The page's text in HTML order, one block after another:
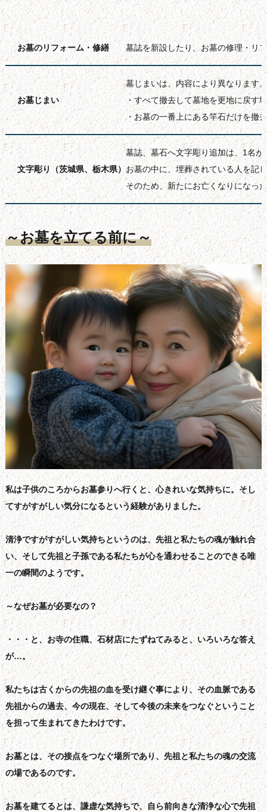
お墓のリフォーム・修繕 墓誌を新設したり、お墓の修理・リ
お墓じまい
墓じまいは、内容により異なります。
・すべて撤去して墓地を更地に戻す
・お墓の一番上にある竿石だけを撤
文字彫り（茨城県、栃木県）
墓誌、墓石へ文字彫り追加は、1名
お墓の中に、埋葬されている人を記
そのため、新たにお亡くなりになっ
～お墓を立てる前に～
私は子供のころからお墓参りへ行くと、心きれいな気持ちに。そし
てすがすがしい気分になるという経験がありました。
清浄ですがすがしい気持ちというのは、先祖と私たちの魂が触れ合
い、そして先祖と子孫である私たちが心を通わせることのできる唯
一の瞬間のようです。
～なぜお墓が必要なの？
・・・と、お寺の住職、石材店にたずねてみると、いろいろな答え
が…。
私たちは古くからの先祖の血を受け継ぐ事により、その血脈である
先祖からの過去、今の現在、そして今後の未来をつなぐということ
を担って生まれてきたわけです。
お墓とは、その接点をつなぐ場所であり、先祖と私たちの魂の交流
の場であるのです。
お墓を建てるとは、謙虚な気持ちで、自ら前向きな清浄な心で先祖